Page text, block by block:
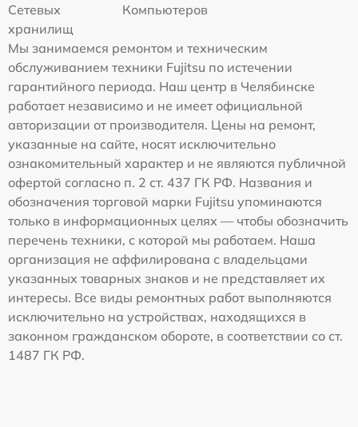
Сетевых
хранилищ
Компьютеров
Мы занимаемся ремонтом и техническим
обслуживанием техники Fujitsu по истечении
гарантийного периода. Наш центр в Челябинске
работает независимо и не имеет официальной
авторизации от производителя. Цены на ремонт,
указанные на сайте, носят исключительно
ознакомительный характер и не являются публичной
офертой согласно п. 2 ст. 437 ГК РФ. Названия и
обозначения торговой марки Fujitsu упоминаются
только в информационных целях — чтобы обозначить
перечень техники, с которой мы работаем. Наша
организация не аффилирована с владельцами
указанных товарных знаков и не представляет их
интересы. Все виды ремонтных работ выполняются
исключительно на устройствах, находящихся в
законном гражданском обороте, в соответствии со ст.
1487 ГК РФ.